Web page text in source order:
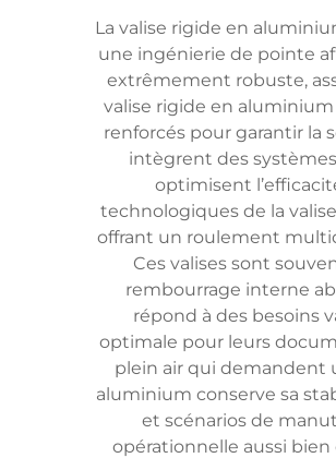
La valise rigide en
une ingénierie de pointe
extrêmement robuste,
valise rigide en
renforcés pour garantir la
intègrent des
optimisent
technologiques de la
offrant un roulement
Ces valises sont
rembourrage interne
répond à des besoins
optimale pour leurs
plein air qui demandent
aluminium conserve sa
et scénarios de
opérationnelle aussi